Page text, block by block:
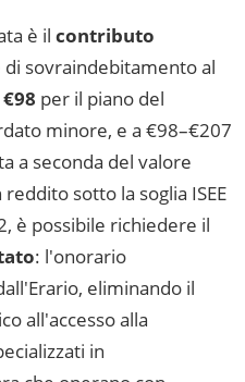
è il contributo
sovraindebitamento al
€98 per il piano del
minore, e a €98–€207
a seconda del valore
sotto la soglia ISEE
è possibile richiedere il
: l'onorario
eliminando il
all'accesso alla
in